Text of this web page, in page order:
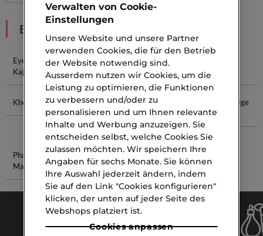
EMPFEHLUNGEN
Eyeliner
Kajal
Wasserfester Stift Gel Stift
Stift
Khol Stift Make-Up Concealer
Bester Anti-
Aging-
Serum
Nagelpflege
Produkte
Phantom
Mann
Hautpflegeprodukte
Verwalten von Cookie-
Einstellungen
Unsere Website und unsere Partner
verwenden Cookies, die für den Betrieb
der Website notwendig sind.
Ausserdem nutzen wir Cookies, um die
Leistung zu optimieren, die Funktionen
zu verbessern und/oder zu
personalisieren und um Ihnen relevante
Inhalte und Werbung anzuzeigen. Sie
entscheiden selbst, welche Cookies Sie
zulassen möchten. Wir speichern Ihre
Angaben für sechs Monate. Sie können
Ihre Auswahl jederzeit ändern, indem
Sie auf den Link "Cookies konfigurieren"
klicken, der unten auf jeder Seite des
Webshops platziert ist.
Cookies anpassen